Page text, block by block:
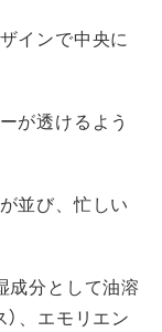
インで中央に
が透けるよう
並び、忙しい
成分として油溶
、エモリエン